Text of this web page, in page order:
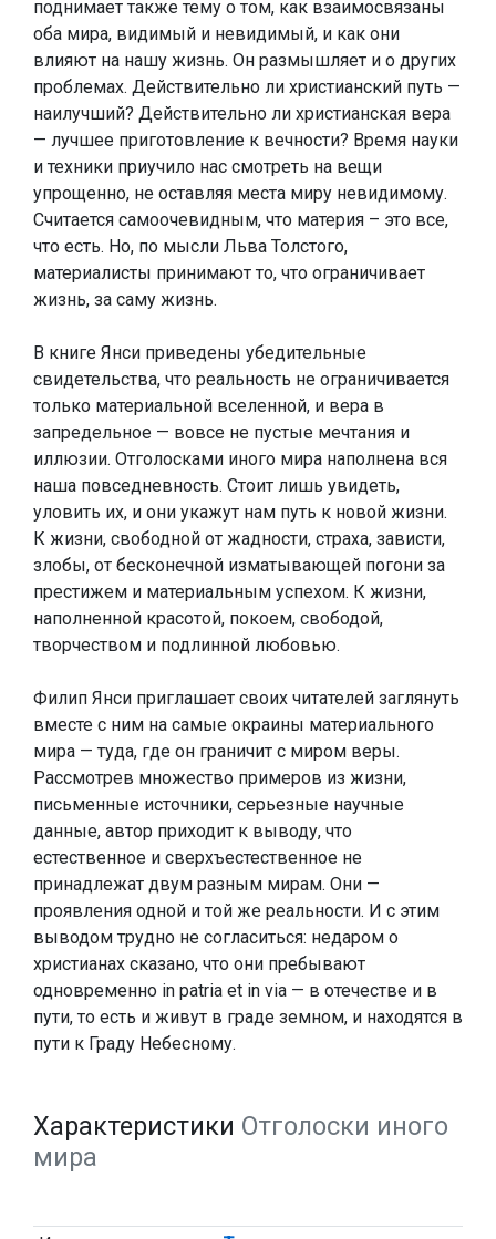
поднимает также тему о том, как взаимосвязаны
оба мира, видимый и невидимый, и как они
влияют на нашу жизнь. Он размышляет и о других
проблемах. Действительно ли христианский путь —
наилучший? Действительно ли христианская вера
— лучшее приготовление к вечности? Время науки
и техники приучило нас смотреть на вещи
упрощенно, не оставляя места миру невидимому.
Считается самоочевидным, что материя – это все,
что есть. Но, по мысли Льва Толстого,
материалисты принимают то, что ограничивает
жизнь, за саму жизнь.
В книге Янси приведены убедительные
свидетельства, что реальность не ограничивается
только материальной вселенной, и вера в
запредельное — вовсе не пустые мечтания и
иллюзии. Отголосками иного мира наполнена вся
наша повседневность. Стоит лишь увидеть,
уловить их, и они укажут нам путь к новой жизни.
К жизни, свободной от жадности, страха, зависти,
злобы, от бесконечной изматывающей погони за
престижем и материальным успехом. К жизни,
наполненной красотой, покоем, свободой,
творчеством и подлинной любовью.
Филип Янси приглашает своих читателей заглянуть
вместе с ним на самые окраины материального
мира — туда, где он граничит с миром веры.
Рассмотрев множество примеров из жизни,
письменные источники, серьезные научные
данные, автор приходит к выводу, что
естественное и сверхъестественное не
принадлежат двум разным мирам. Они —
проявления одной и той же реальности. И с этим
выводом трудно не согласиться: недаром о
христианах сказано, что они пребывают
одновременно in patria et in via — в отечестве и в
пути, то есть и живут в граде земном, и находятся в
пути к Граду Небесному.
Характеристики Отголоски иного
мира